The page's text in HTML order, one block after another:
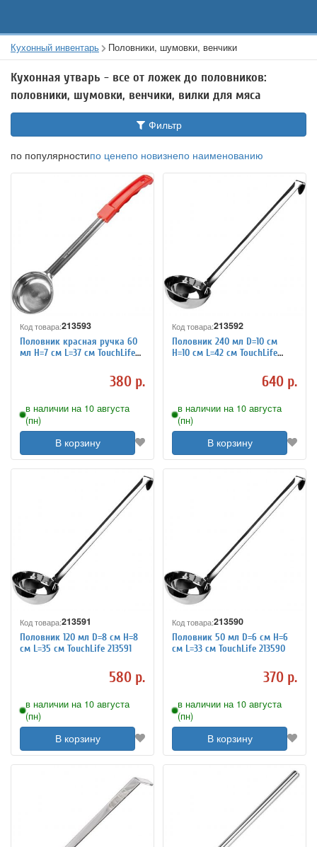
Кухонный инвентарь Половники, шумовки, венчики
Кухонная утварь - все от ложек до половников:
половники, шумовки, венчики, вилки для мяса
Фильтр
по популярностипо ценепо новизнепо наименованию
Код товара:213593
Половник красная ручка 60
мл H=7 см L=37 см TouchLife
380 р.
в наличии на 10 августа
(пн)
В корзину
Код товара:213592
Половник 240 мл D=10 см
H=10 см L=42 см TouchLife
640 р.
в наличии на 10 августа
(пн)
В корзину
Код товара:213591
Половник 120 мл D=8 см H=8
см L=35 см TouchLife 213591
580 р.
в наличии на 10 августа
(пн)
В корзину
Код товара:213590
Половник 50 мл D=6 см H=6
см L=33 см TouchLife 213590
370 р.
в наличии на 10 августа
(пн)
В корзину